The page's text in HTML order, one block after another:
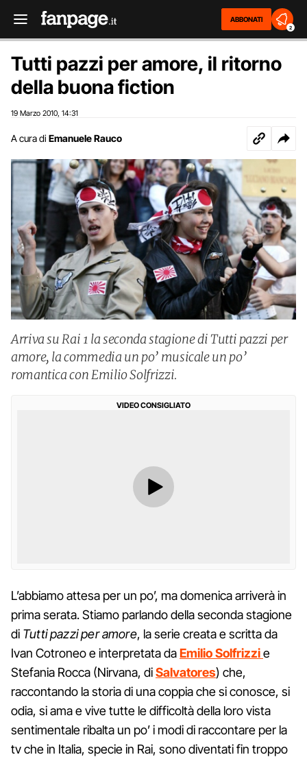
ABBONATI
2
Tutti pazzi per amore, il ritorno
della buona fiction
19 Marzo 2010 14:31
A cura di Emanuele Rauco
Arriva su Rai 1 la seconda stagione di Tutti pazzi per
amore, la commedia un po’ musicale un po’
romantica con Emilio Solfrizzi.
VIDEO CONSIGLIATO
L’abbiamo attesa per un po’, ma domenica arriverà in
prima serata. Stiamo parlando della seconda stagione
di Tutti pazzi per amore, la serie creata e scritta da
Ivan Cotroneo e interpretata daEmilio Solfrizzie
Stefania Rocca (Nirvana, diSalvatores) che,
raccontando la storia di una coppia che si conosce, si
odia, si ama e vive tutte le difficoltà della loro vista
sentimentale ribalta un po’ i modi di raccontare per la
tv che in Italia, specie in Rai, sono diventati fin troppo